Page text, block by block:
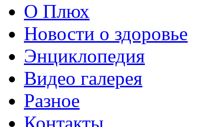
О Плюх
Новости о здоровье
Энциклопедия
Видео галерея
Разное